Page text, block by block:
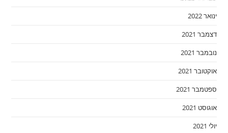
ינואר 2022
דצמבר 2021
נובמבר 2021
אוקטובר 2021
ספטמבר 2021
אוגוסט 2021
יולי 2021